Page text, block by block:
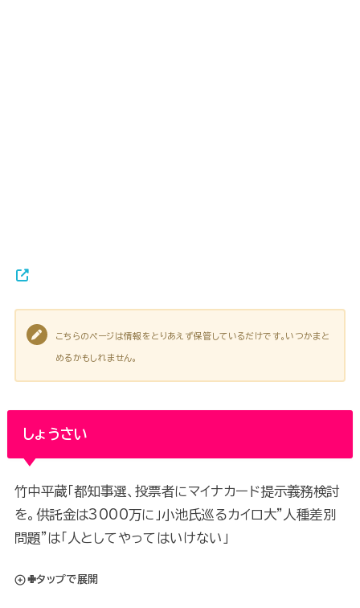
こちらのページは情報をとりあえず保管しているだけです。いつかまと
めるかもしれません。
しょうさい
竹中平蔵「都知事選、投票者にマイナカード提示義務検討
を。供託金は3000万に」小池氏巡るカイロ大”人種差別
問題”は「人としてやってはいけない」
✙タップで展開